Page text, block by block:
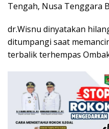
Tengah, Nusa Tenggara
dr.Wisnu dinyatakan
ditumpangi saat
terbalik terhempas